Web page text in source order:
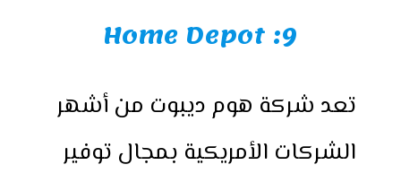
9: Home Depot
تعد شركة هوم ديبوت من أشهر
الشركات الأمريكية بمجال توفير